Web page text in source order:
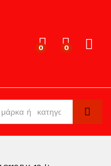
0 0
Search